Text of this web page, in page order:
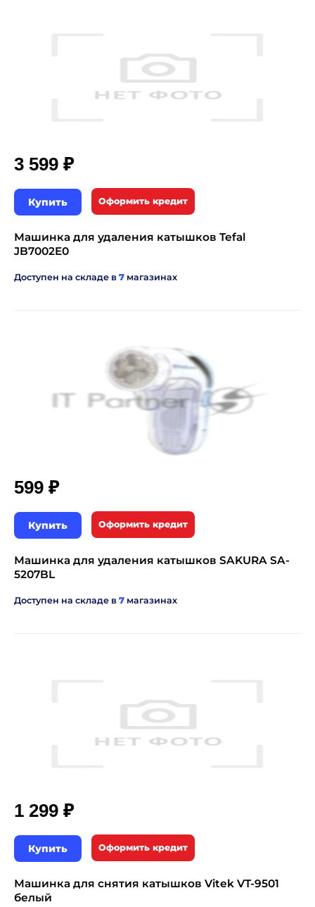
3 599 ₽
Купить Оформить кредит
Машинка для удаления катышков Tefal
JB7002E0
Доступен на складе в 7 магазинах
599 ₽
Купить Оформить кредит
Машинка для удаления катышков SAKURA SA-
5207BL
Доступен на складе в 7 магазинах
1 299 ₽
Купить Оформить кредит
Машинка для снятия катышков Vitek VT-9501
белый